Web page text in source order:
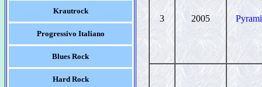
Krautrock
Progressivo Italiano
Blues Rock
Hard Rock
3 2005